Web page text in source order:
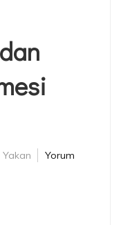
Yakan
Yorum